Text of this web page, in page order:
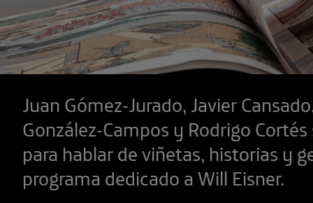
Juan Gómez-Jurado, Javier
González-Campos y Rodrigo
para hablar de viñetas, historias y
programa dedicado a Will Eisner.